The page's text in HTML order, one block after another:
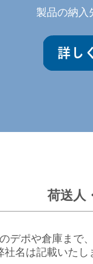
製品の納入
荷送人
デポや倉庫まで
社名は記載いたし